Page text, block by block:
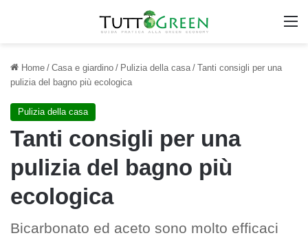
Home / Casa e giardino / Pulizia della casa / Tanti consigli per una
pulizia del bagno più ecologica
Pulizia della casa
Tanti consigli per una
pulizia del bagno più
ecologica
Bicarbonato ed aceto sono molto efficaci